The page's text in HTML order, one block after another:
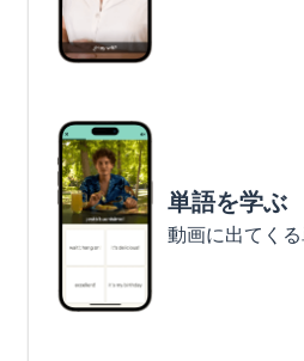
単語を学ぶ
動画に出てく